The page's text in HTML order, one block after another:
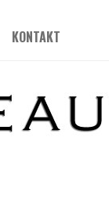
KONTAKT